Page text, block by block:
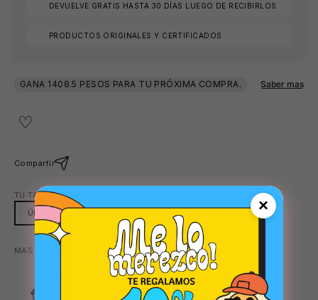
DEVUELVE GRATIS HASTA 30 DÍAS LUEGO DE RECIBIRLOS
PRODUCTOS ORIGINALES Y CERTIFICADOS
Compartir
TU TALLA:ÚNICA
ÚNICA
MAS COLORES DISPONIBLES:TRANSPARENTE
×
😎